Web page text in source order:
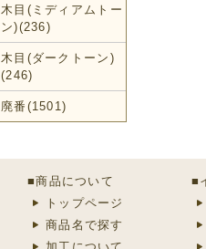
木目(ミディアムトー
ン)(236)
木目(ダークトーン)
(246)
廃番(1501)
■商品について
トップページ
商品名で探す
■